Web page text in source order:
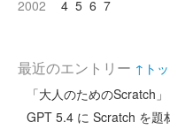
2002
4 5 6 7
最近のエントリー ↑ト
「大人のためのScratch
GPT 5.4 に Scratch を題